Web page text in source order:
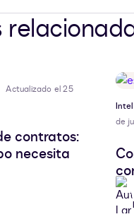
Actualizado el 25
contratos:
necesita
de